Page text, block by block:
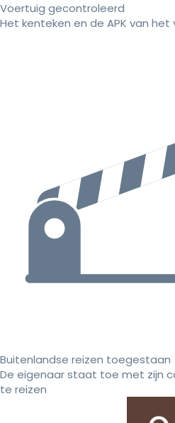
Voertuig gecontroleerd
Het kenteken en de APK van
Buitenlandse reizen toegestaan
De eigenaar staat toe met zijn
te reizen